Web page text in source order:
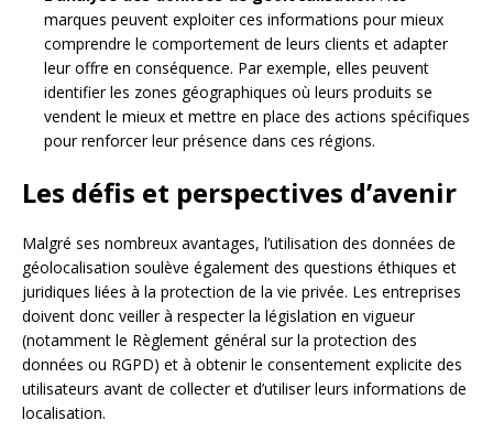
marques peuvent exploiter ces informations pour mieux
comprendre le comportement de leurs clients et adapter
leur offre en conséquence. Par exemple, elles peuvent
identifier les zones géographiques où leurs produits se
vendent le mieux et mettre en place des actions spécifiques
pour renforcer leur présence dans ces régions.
Les défis et perspectives d’avenir
Malgré ses nombreux avantages, l’utilisation des données de
géolocalisation soulève également des questions éthiques et
juridiques liées à la protection de la vie privée. Les entreprises
doivent donc veiller à respecter la législation en vigueur
(notamment le Règlement général sur la protection des
données ou RGPD) et à obtenir le consentement explicite des
utilisateurs avant de collecter et d’utiliser leurs informations de
localisation.